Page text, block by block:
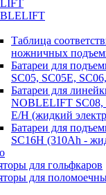
Таблица
ножничных
Батареи для
SC05, SC05E,
Батареи для
NOBLELIFT SC08,
E/H (жидкий
Батареи для
SC16H (310Ah -
для гольфкаров
для